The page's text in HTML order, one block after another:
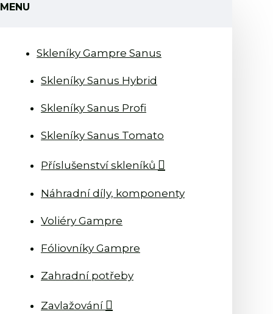
MENU
Skleníky Gampre Sanus
Skleníky Sanus Hybrid
Skleníky Sanus Profi
Skleníky Sanus Tomato
Příslušenství skleníků
Náhradní díly, komponenty
Voliéry Gampre
Fóliovníky Gampre
Zahradní potřeby
Zavlažování